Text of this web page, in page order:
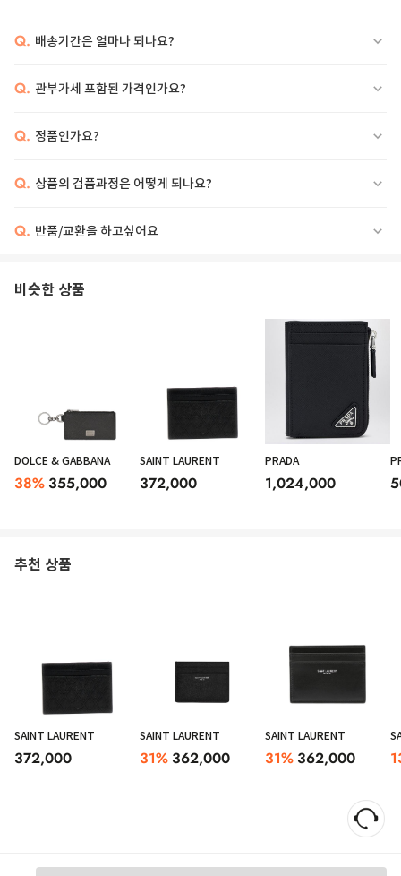
'Paris Fragments' leather card holder with logo print, zip closure.
Q. 배송기간은 얼마나 되나요?
Q. 관부가세 포함된 가격인가요?
Q. 정품인가요?
Q. 상품의 검품과정은 어떻게 되나요?
Q. 반품/교환을 하고싶어요
비슷한 상품
DOLCE & GABBANA
38% 355,000
SAINT LAURENT
372,000
PRADA
1,024,000
추천 상품
SAINT LAURENT
372,000
SAINT LAURENT
31% 362,000
SAINT LAURENT
31% 362,000